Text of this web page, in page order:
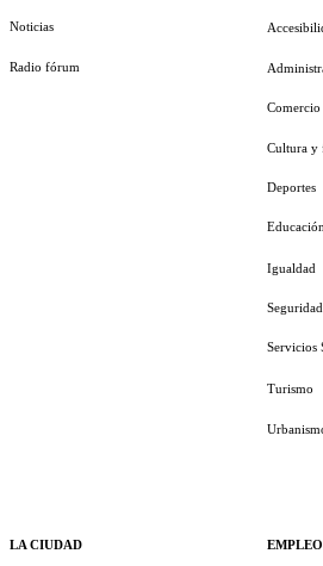
Noticias
Radio fórum
LA CIUDAD
Cultura y
Deportes
Igualdad
Servicios
Turismo